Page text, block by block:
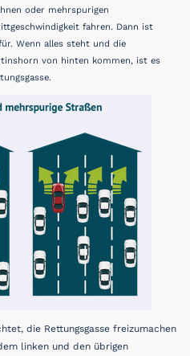
oder mehrspurigen
fahren. Dann ist
Wenn alles steht und die
von hinten kommen, ist es
die Rettungsgasse freizumachen
linken und den übrigen